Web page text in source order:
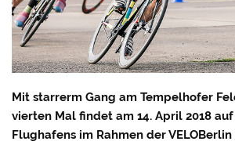
Mit starrerm Gang am Tempelhofer
vierten Mal findet am 14. April 2018
Flughafens im Rahmen der